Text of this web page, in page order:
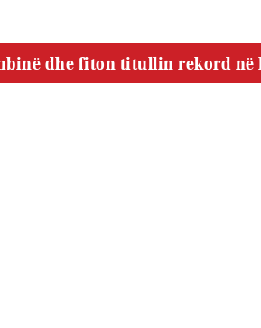
dhe fiton titullin rekord në